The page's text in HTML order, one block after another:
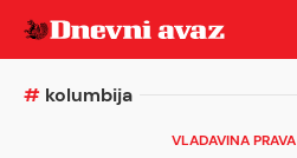
# kolumbija
VLADAVINA PRAVA